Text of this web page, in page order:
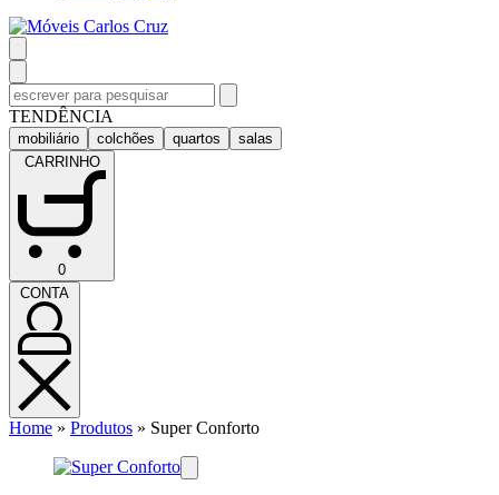
Pesquisar
por:
TENDÊNCIA
mobiliário colchões quartos
salas
CARRINHO
0CARRINHO
(0)
CONTA
CONTA
Home » Produtos » Super Conforto